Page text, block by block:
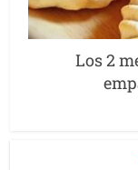
Los 2